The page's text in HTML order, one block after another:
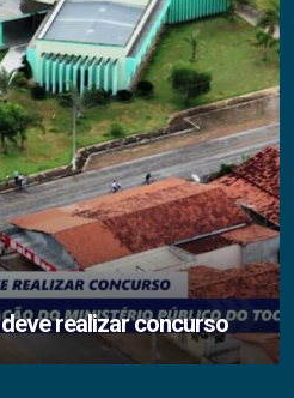
realizar concurso